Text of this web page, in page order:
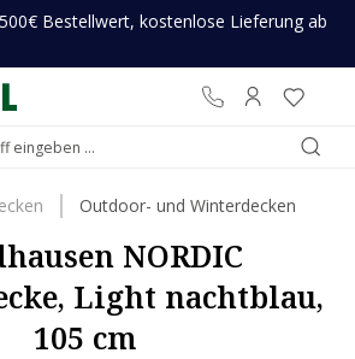
Bestellwert, kostenlose Lieferung ab
Outdoor- und Winterdecken
NORDIC
Light nachtblau,
105 cm